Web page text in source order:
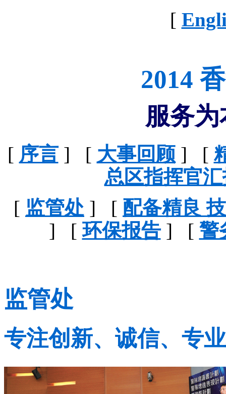
[
2014
服务
[ 序言] [ 大事回顾] [
总区指挥官
[ 监管处 ] [ 配备精良
] [环保报告] [ 警
监管处
专注创新、诚信、专